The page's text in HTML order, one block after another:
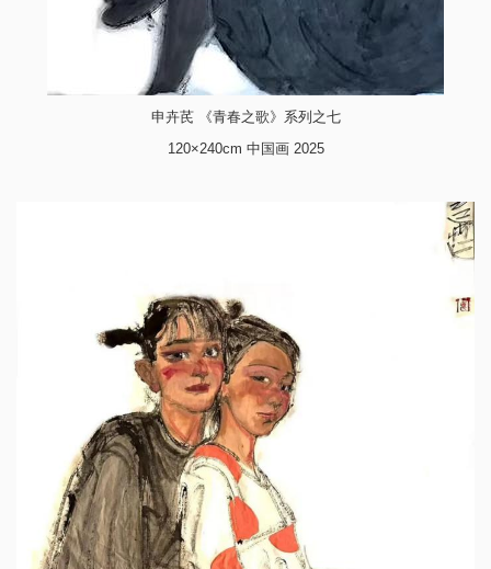
申卉芪 《青春之歌》系列之七
120×240cm 中国画 2025